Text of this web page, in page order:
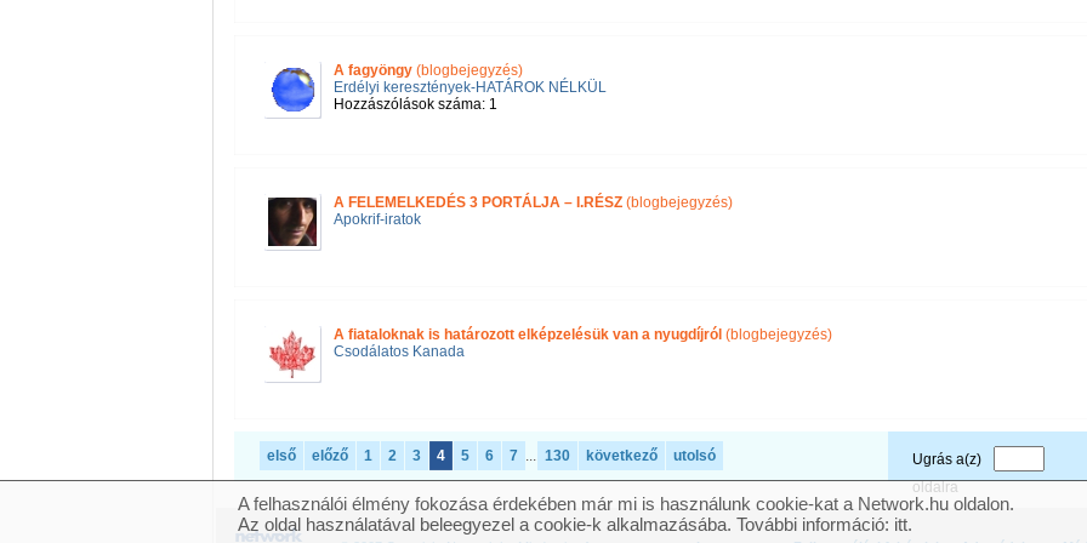
A fagyöngy (blogbejegyzés)
Erdélyi keresztények-HATÁROK NÉLKÜL
Hozzászólások száma: 1
A FELEMELKEDÉS 3 PORTÁLJA – I.RÉSZ (blogbejegyzés)
Apokrif-iratok
A fiataloknak is határozott elképzelésük van a nyugdíjról (blogbejegyzés)
Csodálatos Kanada
Ugrás a(z)
oldalra
első előző 1 2 3 4 5 6 7 ... 130 következő utolsó
A felhasználói élmény fokozása érdekében már mi is használunk cookie-kat a Network.hu oldalon.
Az oldal használatával beleegyezel a cookie-k alkalmazásába. További információ: itt.